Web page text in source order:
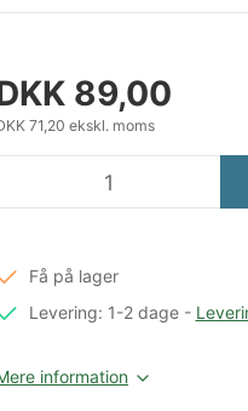
89,00
71,20 ekskl. moms
Få på lager
Levering: 1-2 dage-
information